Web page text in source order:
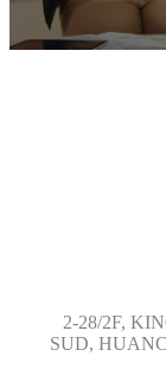
2-28/2F,
SUD,